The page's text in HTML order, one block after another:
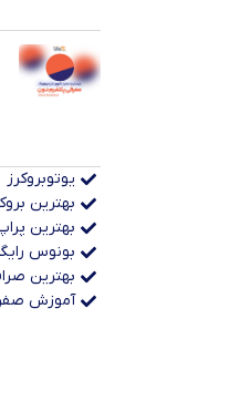
یوتوبروکرز
بهترین
بهترین
بونوس
بهترین
آموزش